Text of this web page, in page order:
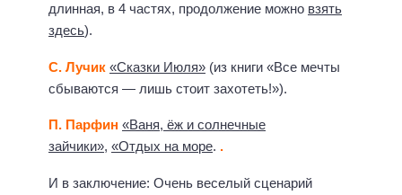
длинная, в 4 частях, продолжение можно взять
здесь).
С. Лучик «Сказки Июля» (из книги «Все мечты
сбываются — лишь стоит захотеть!»).
П. Парфин «Ваня, ёж и солнечные
зайчики», «Отдых на море. .
И в заключение: Очень веселый сценарий